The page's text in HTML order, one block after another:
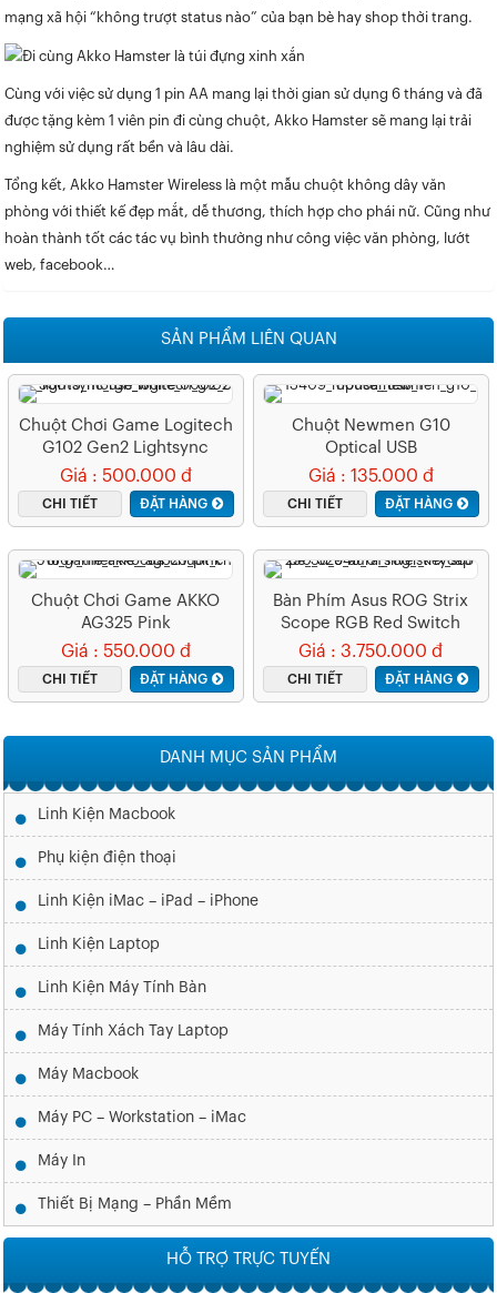
mạng xã hội “không trượt status nào” của bạn bè hay shop thời trang.
Cùng với việc sử dụng 1 pin AA mang lại thời gian sử dụng 6 tháng và đã
được tặng kèm 1 viên pin đi cùng chuột, Akko Hamster sẽ mang lại trải
nghiệm sử dụng rất bền và lâu dài.
Tổng kết, Akko Hamster Wireless là một mẫu chuột không dây văn
phòng với thiết kế đẹp mắt, dễ thương, thích hợp cho phái nữ. Cũng như
hoàn thành tốt các tác vụ bình thường như công việc văn phòng, lướt
web, facebook…
SẢN PHẨM LIÊN QUAN
Chuột Chơi Game Logitech
G102 Gen2 Lightsync
White (USB/RGB/Trắng)
Giá : 500.000 đ
CHI TIẾT ĐẶT HÀNG
Chuột Newmen G10
Optical USB
Giá : 135.000 đ
CHI TIẾT ĐẶT HÀNG
Chuột Chơi Game AKKO
AG325 Pink
Giá : 550.000 đ
CHI TIẾT ĐẶT HÀNG
Bàn Phím Asus ROG Strix
Scope RGB Red Switch
Giá : 3.750.000 đ
CHI TIẾT ĐẶT HÀNG
DANH MỤC SẢN PHẨM
Linh Kiện Macbook
Phụ kiện điện thoại
Linh Kiện iMac – iPad – iPhone
Linh Kiện Laptop
Linh Kiện Máy Tính Bàn
Máy Tính Xách Tay Laptop
Máy Macbook
Máy PC – Workstation – iMac
Máy In
Thiết Bị Mạng – Phần Mềm
HỖ TRỢ TRỰC TUYẾN